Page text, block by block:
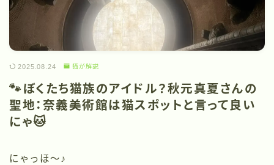
2025.08.24 猫が解説
🐾ぼくたち猫族のアイドル？秋元真夏さんの
聖地：奈義美術館は猫スポットと言って良い
にゃ🐱
にゃっほ〜♪